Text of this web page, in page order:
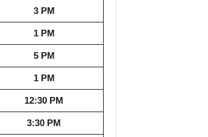
3 PM
1 PM
5 PM
1 PM
12:30 PM
3:30 PM